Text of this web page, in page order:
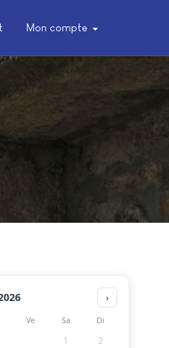
Mon compte
›
Ve Sa Di
1
2